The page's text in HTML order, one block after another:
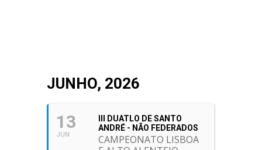
JUNHO, 2026
13
JUN
III DUATLO DE SANTO
ANDRÉ - NÃO FEDERADOS
CAMPEONATO LISBOA